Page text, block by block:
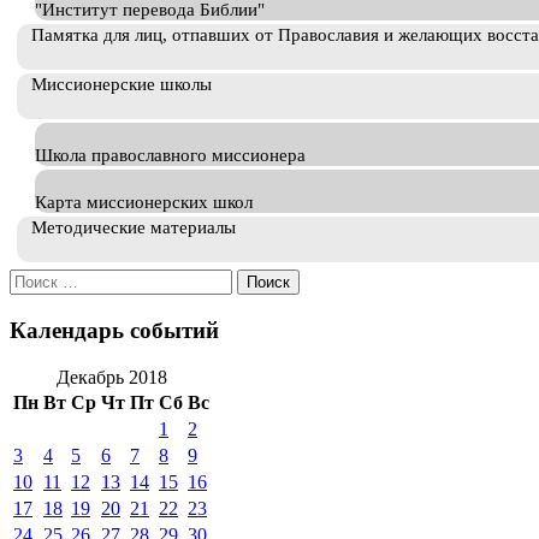
"Институт перевода Библии"
Памятка для лиц, отпавших от Православия и желающих
Миссионерские школы
Школа православного миссионера
Карта миссионерских школ
Методические материалы
Искать:
Календарь событий
Декабрь 2018
Пн Вт Ср Чт Пт Сб Вс
1
2
3
4 5 6 7 8
9
10 11 12 13 14 15 16
17 18 19 20 21 22 23
24 25 26 27 28 29 30